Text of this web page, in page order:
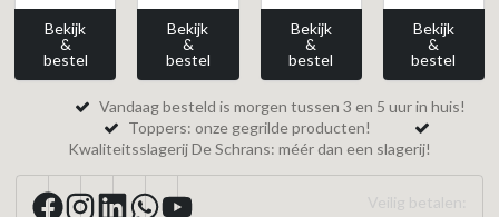
Bekijk
&
bestel
Bekijk
&
bestel
Bekijk
&
bestel
Bekijk
&
bestel
Vandaag besteld is morgen tussen 3 en 5 uur in huis!
Toppers: onze gegrilde producten!
Kwaliteitsslagerij De Schrans: méér dan een slagerij!